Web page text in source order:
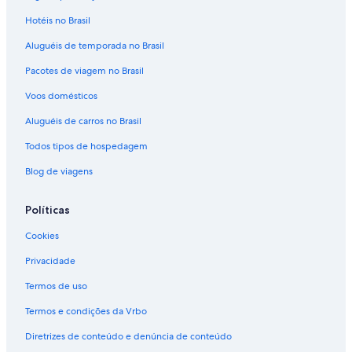
Aluguéis de carros - Praia de Paraty e arredores
Aluguéis de carros - Praia de Ponta Negra e arredores
Aluguéis de carros - Praia Deserta e arredores
Aluguéis de carros - Praia do Jabaquara e arredores
Aluguéis de carros - Praia Grande e arredores
Aluguéis de carros - Praia Grande e arredores
Aluguéis de carros - Praia Pequena e arredores
Aluguéis de carros - Teatro de Bonecos e arredores
Aluguel de carros - Trindade
Hotéis no Brasil
Aluguéis de temporada no Brasil
Pacotes de viagem no Brasil
Voos domésticos
Aluguéis de carros no Brasil
Todos tipos de hospedagem
Blog de viagens
Políticas
Cookies
Privacidade
Termos de uso
Termos e condições da Vrbo
Diretrizes de conteúdo e denúncia de conteúdo